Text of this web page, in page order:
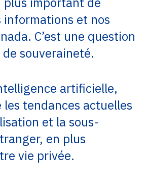
informations et nos
C’est une question
souveraineté.
artificielle,
tendances actuelles
et la sous-
en plus
vie privée.